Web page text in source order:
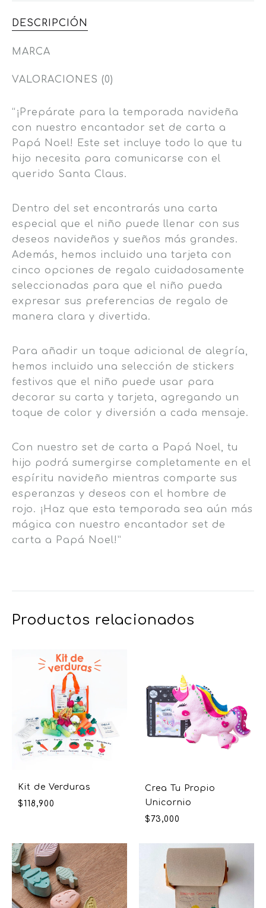
DESCRIPCIÓN
MARCA
VALORACIONES (0)
“¡Prepárate para la temporada navideña
con nuestro encantador set de carta a
Papá Noel! Este set incluye todo lo que tu
hijo necesita para comunicarse con el
querido Santa Claus.
Dentro del set encontrarás una carta
especial que el niño puede llenar con sus
deseos navideños y sueños más grandes.
Además, hemos incluido una tarjeta con
cinco opciones de regalo cuidadosamente
seleccionadas para que el niño pueda
expresar sus preferencias de regalo de
manera clara y divertida.
Para añadir un toque adicional de alegría,
hemos incluido una selección de stickers
festivos que el niño puede usar para
decorar su carta y tarjeta, agregando un
toque de color y diversión a cada mensaje.
Con nuestro set de carta a Papá Noel, tu
hijo podrá sumergirse completamente en el
espíritu navideño mientras comparte sus
esperanzas y deseos con el hombre de
rojo. ¡Haz que esta temporada sea aún más
mágica con nuestro encantador set de
carta a Papá Noel!”
Productos relacionados
Kit de Verduras
$118,900
Crea Tu Propio
Unicornio
$ 73,000